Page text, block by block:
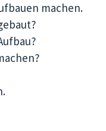
machen.